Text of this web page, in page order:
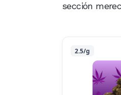
sección
2.5/g